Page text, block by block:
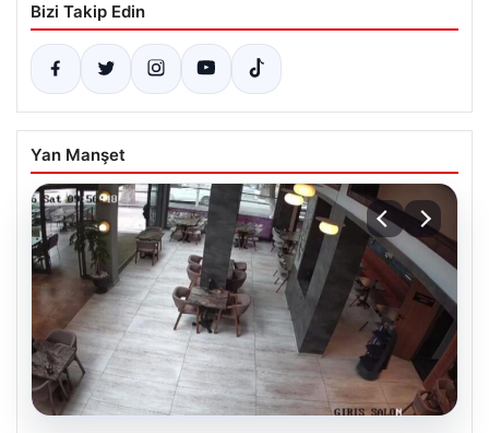
Bizi Takip Edin
Yan Manşet